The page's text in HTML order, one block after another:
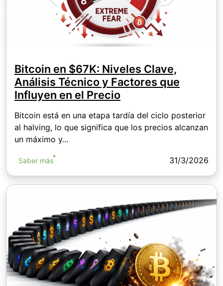
Bitcoin en $67K: Niveles Clave,
Análisis Técnico y Factores que
Influyen en el Precio
Bitcoin está en una etapa tardía del ciclo posterior
al halving, lo que significa que los precios alcanzan
un máximo y...
Saber más 31/3/2026